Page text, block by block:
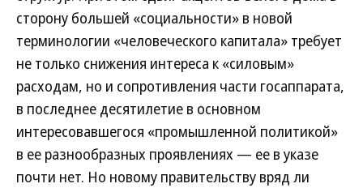
сторону большей «социальности» в новой
терминологии «человеческого капитала» требует
не только снижения интереса к «силовым»
расходам, но и сопротивления части госаппарата,
в последнее десятилетие в основном
интересовавшегося «промышленной политикой»
в ее разнообразных проявлениях — ее в указе
почти нет. Но новому правительству вряд ли